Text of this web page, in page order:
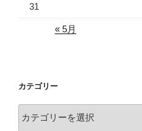
31
« 5月
カテゴリー
テ